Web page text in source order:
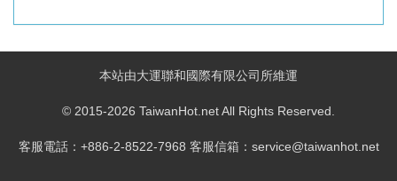
本站由大運聯和國際有限公司所維運
© 2015-2026 TaiwanHot.net All Rights Reserved.
客服電話：+886-2-8522-7968 客服信箱：service@taiwanhot.net